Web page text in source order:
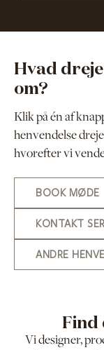
Hvad
om?
Klik på én af
henvendelse
hvorefter vi
BOOK MØDE
KONTAKT
ANDRE
Find
Vi designer,